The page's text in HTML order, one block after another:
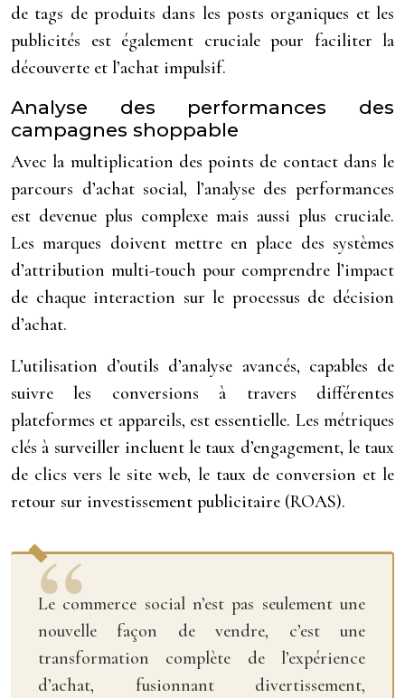
de tags de produits dans les posts organiques et les
publicités est également cruciale pour faciliter la
découverte et l’achat impulsif.
Analyse des performances des
campagnes shoppable
Avec la multiplication des points de contact dans le
parcours d’achat social, l’analyse des performances
est devenue plus complexe mais aussi plus cruciale.
Les marques doivent mettre en place des systèmes
d’attribution multi-touch pour comprendre l’impact
de chaque interaction sur le processus de décision
d’achat.
L’utilisation d’outils d’analyse avancés, capables de
suivre les conversions à travers différentes
plateformes et appareils, est essentielle. Les métriques
clés à surveiller incluent le taux d’engagement, le taux
de clics vers le site web, le taux de conversion et le
retour sur investissement publicitaire (ROAS).
Le commerce social n’est pas seulement une
nouvelle façon de vendre, c’est une
transformation complète de l’expérience
d’achat, fusionnant divertissement,